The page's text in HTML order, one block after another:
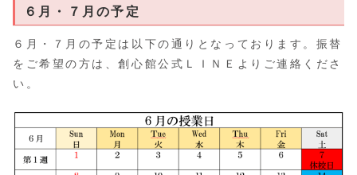
６月・７月の予定
６月・７月の予定は以下の通りとなっております。振替
をご希望の方は、創心館公式ＬＩＮＥよりご連絡くださ
い。